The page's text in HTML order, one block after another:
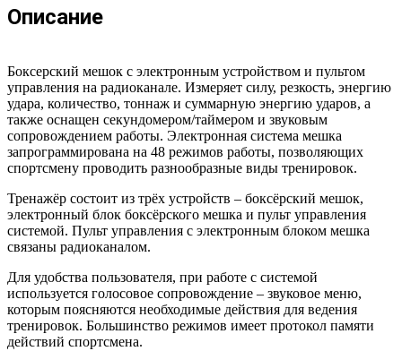
Описание
Боксерский мешок с электронным устройством и пультом
управления на радиоканале. Измеряет силу, резкость, энергию
удара, количество, тоннаж и суммарную энергию ударов, а
также оснащен секундомером/таймером и звуковым
сопровождением работы. Электронная система мешка
запрограммирована на 48 режимов работы, позволяющих
спортсмену проводить разнообразные виды тренировок.
Тренажёр состоит из трёх устройств – боксёрский мешок,
электронный блок боксёрского мешка и пульт управления
системой. Пульт управления с электронным блоком мешка
связаны радиоканалом.
Для удобства пользователя, при работе с системой
используется голосовое сопровождение – звуковое меню,
которым поясняются необходимые действия для ведения
тренировок. Большинство режимов имеет протокол памяти
действий спортсмена.